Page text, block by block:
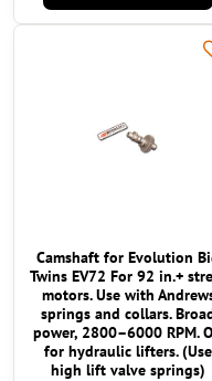
Camshaft for Evolution
Twins EV72 For 92 in.+
motors. Use with
springs and collars.
power, 2800–6000 RPM.
for hydraulic lifters. (Use
high lift valve springs)